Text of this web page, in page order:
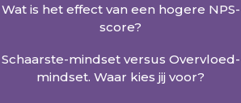
Wat is het effect van een hogere NPS-
score?
Schaarste-mindset versus Overvloed-
mindset. Waar kies jij voor?